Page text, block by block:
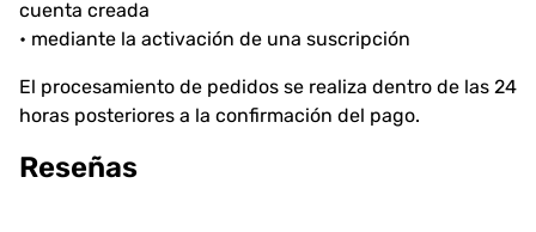
cuenta creada
• mediante la activación de una suscripción
El procesamiento de pedidos se realiza dentro de las 24
horas posteriores a la confirmación del pago.
Reseñas